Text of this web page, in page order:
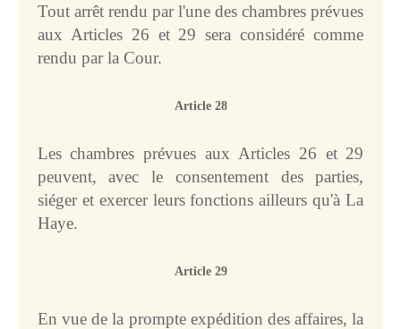
Tout arrêt rendu par l'une des chambres prévues
aux Articles 26 et 29 sera considéré comme
rendu par la Cour.
Article 28
Les chambres prévues aux Articles 26 et 29
peuvent, avec le consentement des parties,
siéger et exercer leurs fonctions ailleurs qu'à La
Haye.
Article 29
En vue de la prompte expédition des affaires, la